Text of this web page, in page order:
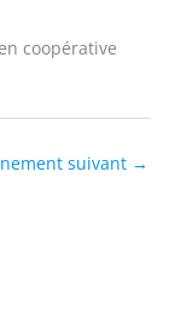
coopérative
suivant →